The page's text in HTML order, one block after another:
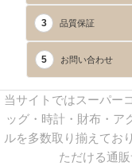
3 品質保証
5 お問い合わせ
当サイトではスーパー
ッグ・時計・財布・ア
ルを多数取り揃えてお
ただける通